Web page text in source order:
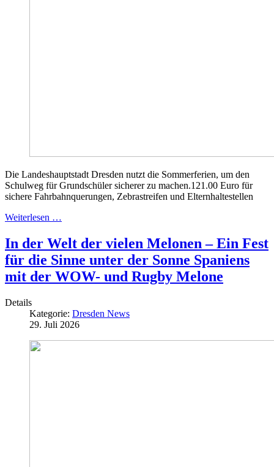
Die Landeshauptstadt Dresden nutzt die Sommerferien, um den
Schulweg für Grundschüler sicherer zu machen.121.00 Euro für
sichere Fahrbahnquerungen, Zebrastreifen und Elternhaltestellen
Weiterlesen …
In der Welt der vielen Melonen – Ein Fest
für die Sinne unter der Sonne Spaniens
mit der WOW- und Rugby Melone
Details
Kategorie: Dresden News
29. Juli 2026